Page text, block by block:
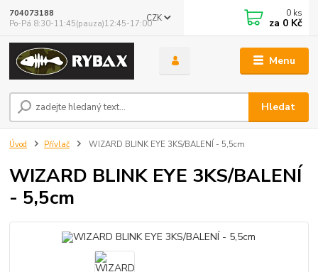
Menu
CZK
Hledat
704073188
Po-Pá 8:30-11:45(pauza)12:45-17:00
0 ks
za 0 Kč
Úvod Přívlač WIZARD BLINK EYE 3KS/BALENÍ - 5,5cm
WIZARD BLINK EYE 3KS/BALENÍ
- 5,5cm